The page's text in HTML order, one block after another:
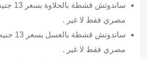
ساندوتش قشطة بالحلاوة
مصري فقط لا غير .
ساندوتش قشطة بالعسل بسعر
مصري فقط لا غير .